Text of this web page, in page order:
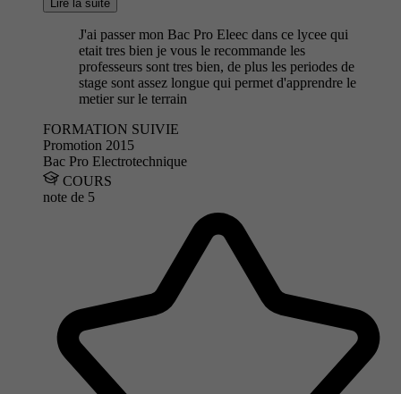
Lire la suite
J'ai passer mon Bac Pro Eleec dans ce lycee qui
etait tres bien je vous le recommande les
professeurs sont tres bien, de plus les periodes de
stage sont assez longue qui permet d'apprendre le
metier sur le terrain
FORMATION SUIVIE
Promotion 2015
Bac Pro Electrotechnique
COURS
note de 5